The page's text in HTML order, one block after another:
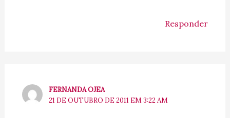
Responder
FERNANDA OJEA
21 DE OUTUBRO DE 2011 EM 3:22 AM